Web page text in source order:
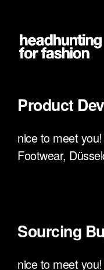
springen
Product
nice to meet
Footwear,
Sourcing
nice to meet